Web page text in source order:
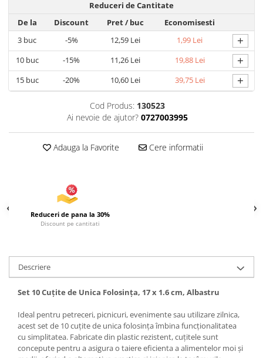
Corpuri de iluminat
Lampi de veghe
Articole si, Echipamente pentru
Transport şi Ridicat
Pelerine, Umbrele si Accesorii
Videoproiectoare
Reduceri de Cantitate
De la
Discount Pret/ buc
Economisesti
3 buc -5% 12,59 Lei 1,99 Lei +
10buc -15% 11,26 Lei 19,88 Lei +
15buc -20% 10,60 Lei 39,75 Lei +
Cod Produs: 130523
Ai nevoie de ajutor? 0727003995
Adauga la Favorite Cere informatii
Reduceri de pana la 30%
Discount pe cantitati
Descriere
Set 10 Cuțite de Unica Folosința, 17 x 1.6 cm, Albastru
Ideal pentru petreceri, picnicuri, evenimente sau utilizare zilnica,
acest set de 10 cuțite de unica folosința îmbina funcționalitatea
cu simplitatea. Fabricate din plastic rezistent, cuțitele sunt
concepute pentru a asigura o taiere eficienta a alimentelor moi și